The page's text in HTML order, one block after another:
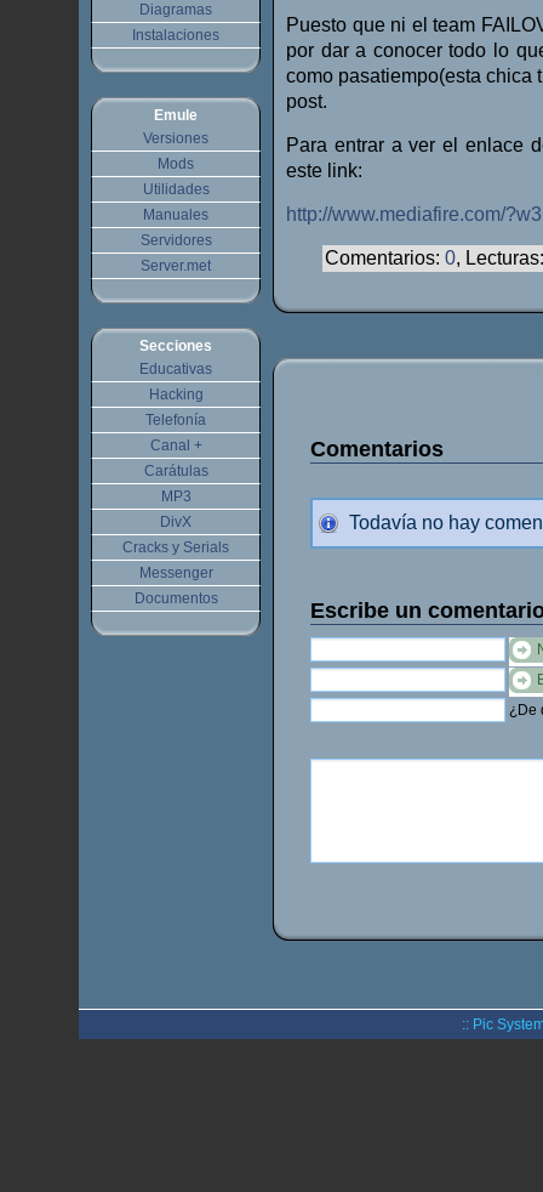
Puesto que ni el team
por dar a conocer todo lo
como pasatiempo(esta chica
post.
Para entrar a ver el enlace
este link:
http://www.mediafire.com/
Comentarios: 0,
Comentarios
Todavía no hay
Escribe un
¿De
Diagramas
Instalaciones
Emule
Versiones
Mods
Utilidades
Manuales
Servidores
Server.met
Secciones
Educativas
Hacking
Telefonía
Canal +
Carátulas
MP3
DivX
Cracks y Serials
Messenger
Documentos
:: Pic